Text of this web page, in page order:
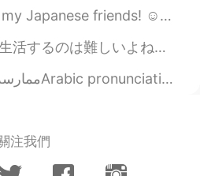
roommate came knock on my door yelling "Josh! I'm hu...
感が強く深まる。東京では皆は自分一人での忙しい生活で忙しくて、親しい友達を作るのは簡単ではない。こうい時は...
注我們